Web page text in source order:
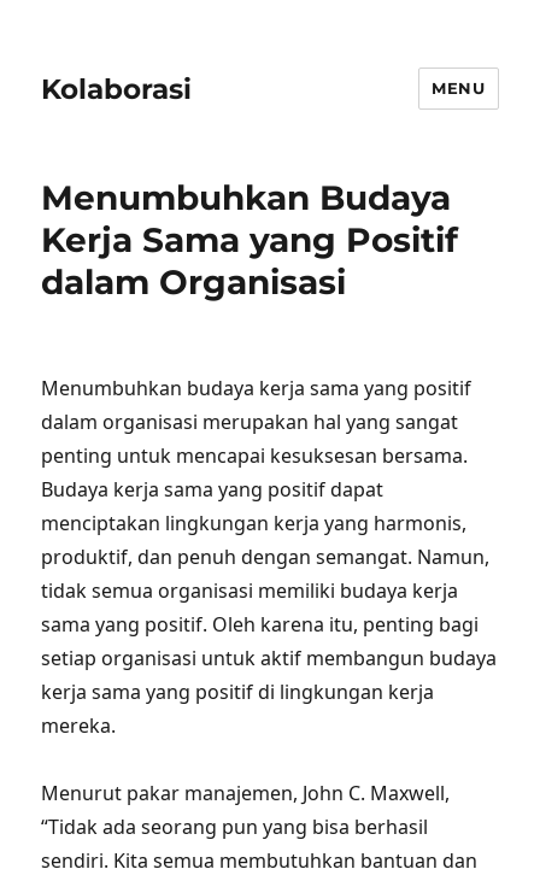
Kolaborasi MENU
Menumbuhkan Budaya
Kerja Sama yang Positif
dalam Organisasi
Menumbuhkan budaya kerja sama yang positif
dalam organisasi merupakan hal yang sangat
penting untuk mencapai kesuksesan bersama.
Budaya kerja sama yang positif dapat
menciptakan lingkungan kerja yang harmonis,
produktif, dan penuh dengan semangat. Namun,
tidak semua organisasi memiliki budaya kerja
sama yang positif. Oleh karena itu, penting bagi
setiap organisasi untuk aktif membangun budaya
kerja sama yang positif di lingkungan kerja
mereka.
Menurut pakar manajemen, John C. Maxwell,
“Tidak ada seorang pun yang bisa berhasil
sendiri. Kita semua membutuhkan bantuan dan